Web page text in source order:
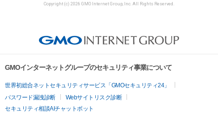
Copyright (c) 2026 GMO Internet Group, Inc. All Rights Reserved.
GMOインターネットグループのセキュリティ事業について
世界初総合ネットセキュリティサービス「GMOセキュリティ24」
パスワード漏洩診断
Webサイトリスク診断
セキュリティ相談AIチャットボット